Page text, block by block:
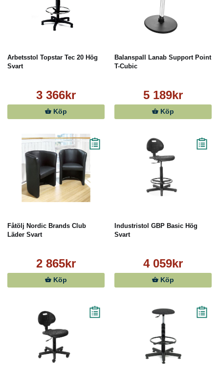
Arbetsstol Topstar Tec 20 Hög
Svart
3 366kr
Köp
Balanspall Lanab Support Point
T-Cubic
5 189kr
Köp
Fåtölj Nordic Brands Club
Läder Svart
2 865kr
Köp
Industristol GBP Basic Hög
Svart
4 059kr
Köp